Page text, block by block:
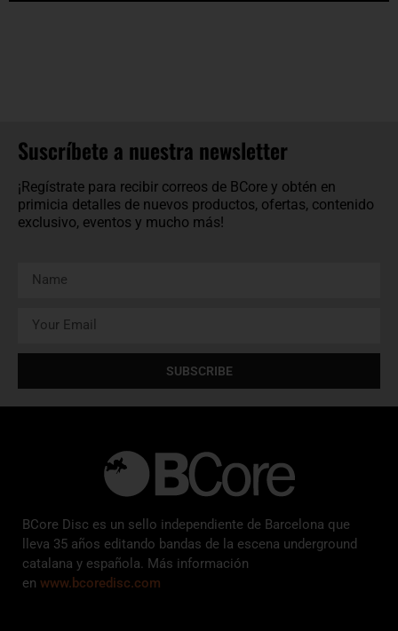
Suscríbete a nuestra newsletter
¡Regístrate para recibir correos de BCore y obtén en
primicia detalles de nuevos productos, ofertas, contenido
exclusivo, eventos y mucho más!
SUBSCRIBE
BCore Disc es un sello independiente de Barcelona que
lleva 35 años editando bandas de la escena underground
catalana y española. Más información
en www.bcoredisc.com